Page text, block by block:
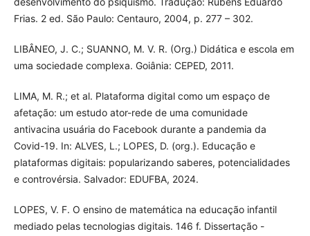
Frias. 2 ed. São Paulo: Centauro, 2004, p. 277 – 302.
LIBÂNEO, J. C.; SUANNO, M. V. R. (Org.) Didática e escola em
uma sociedade complexa. Goiânia: CEPED, 2011.
LIMA, M. R.; et al. Plataforma digital como um espaço de
afetação: um estudo ator-rede de uma comunidade
antivacina usuária do Facebook durante a pandemia da
Covid-19. In: ALVES, L.; LOPES, D. (org.). Educação e
plataformas digitais: popularizando saberes, potencialidades
e controvérsia. Salvador: EDUFBA, 2024.
LOPES, V. F. O ensino de matemática na educação infantil
mediado pelas tecnologias digitais. 146 f. Dissertação -